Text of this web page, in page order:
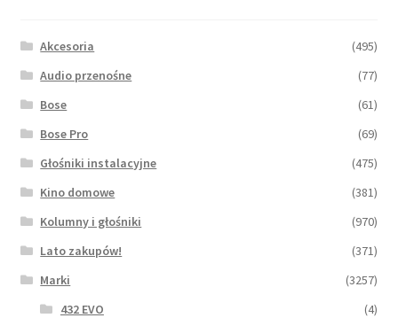
Akcesoria
(495)
Audio przenośne
(77)
Bose
(61)
Bose Pro
(69)
Głośniki instalacyjne
(475)
Kino domowe
(381)
Kolumny i głośniki
(970)
Lato zakupów!
(371)
Marki
(3257)
432 EVO
(4)